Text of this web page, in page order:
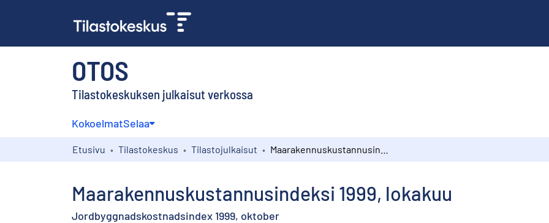
OTOS
Tilastokeskuksen julkaisut verkossa
KokoelmatSelaa
Etusivu Tilastokeskus Tilastojulkaisut
Maarakennuskustannusindeksi 1999, lokakuu
Jordbyggnadskostnadsindex 1999, oktober